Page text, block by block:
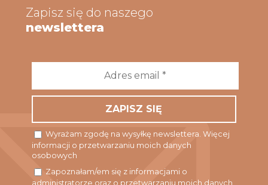
Zapisz się do naszego
newslettera
*
Wyrażam zgodę na wysyłkę newslettera. Więcej
informacji o przetwarzaniu moich danych
osobowych
Zapoznałam/em się z informacjami o
administratorze oraz o przetwarzaniu moich danych